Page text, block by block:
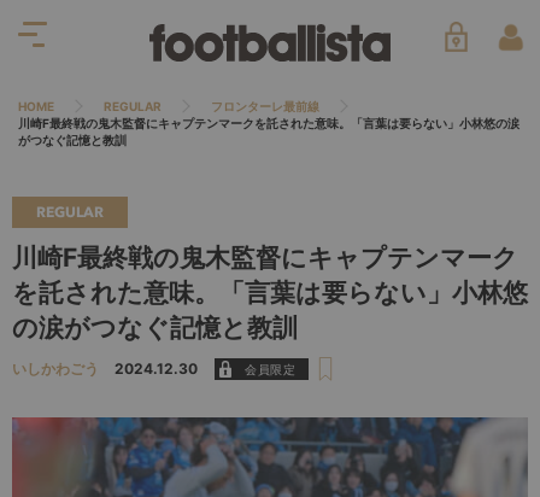
HOME REGULAR
フロンターレ最前線
川崎F最終戦の鬼木監督にキャプテンマークを託された意味。「言葉は要らない」小林悠の涙
がつなぐ記憶と教訓
REGULAR
川崎F最終戦の鬼木監督にキャプテンマーク
を託された意味。「言葉は要らない」小林悠
の涙がつなぐ記憶と教訓
いしかわごう 2024.12.30